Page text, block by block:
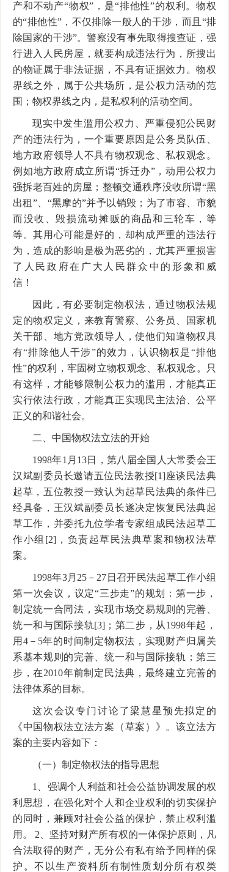
产和不动产“物权”，是“排他性”的权利。物权
的“排他性”，不仅排除一般人的干涉，而且“排
除国家的干涉”。警察没有事先取得搜查证，强
行进入人民房屋，就要构成违法行为，所搜出
的物证属于非法证据，不具有证据效力。物权
界线之外，属于公共场所，是公权力活动的范
围；物权界线之内，是私权利的活动空间。
现实中发生滥用公权力、严重侵犯公民财
产的违法行为，一个重要原因是公务员队伍、
地方政府领导人不具有物权观念、私权观念。
例如地方政府成立所谓“拆迁办”，动用公权力
强拆老百姓的房屋；整顿交通秩序没收所谓“黑
出租”、“黑摩的”并予以销毁；为了市容、市貌
而没收、毁损流动摊贩的商品和三轮车，等
等。其用心可能是好的，却构成严重的违法行
为，造成的影响是极为恶劣的，尤其严重损害
了人民政府在广大人民群众中的形象和威
信！
因此，有必要制定物权法，通过物权法规
定的物权定义，来教育警察、公务员、国家机
关干部、地方党政领导人，使他们知道物权具
有“排除他人干涉”的效力，认识物权是“排他
性”的权利，牢固树立物权观念、私权观念。只
有这样，才能够限制公权力的滥用，才能真正
实行依法行政，才能真正实现民主法治、公平
正义的和谐社会。
二、中国物权法立法的开始
1998年1月13日，第八届全国人大常委会王
汉斌副委员长邀请五位民法教授[1]座谈民法典
起草，五位教授一致认为起草民法典的条件已
经具备，王汉斌副委员长遂决定恢复民法典起
草工作，并委托九位学者专家组成民法起草工
作小组[2]，负责起草民法典草案和物权法草
案。
1998年3月25－27日召开民法起草工作小组
第一次会议，议定“三步走”的规划：第一步，
制定统一合同法，实现市场交易规则的完善、
统一和与国际接轨[3]；第二步，从1998年起，
用4－5年的时间制定物权法，实现财产归属关
系基本规则的完善、统一和与国际接轨；第三
步，在2010年前制定民法典，最终建立完善的
法律体系的目标。
这次会议专门讨论了梁慧星预先拟定的
《中国物权法立法方案（草案）》。该立法方
案的主要内容如下：
（一）制定物权法的指导思想
1、强调个人利益和社会公益协调发展的权
利思想，在强化对个人和企业权利的切实保护
的同时，兼顾对社会公益的保护，禁止权利滥
用。 2、坚持对财产所有权的一体保护原则，凡
合法取得的财产，无分公有私有给予同样的保
护。不以生产资料所有制性质划分所有权类